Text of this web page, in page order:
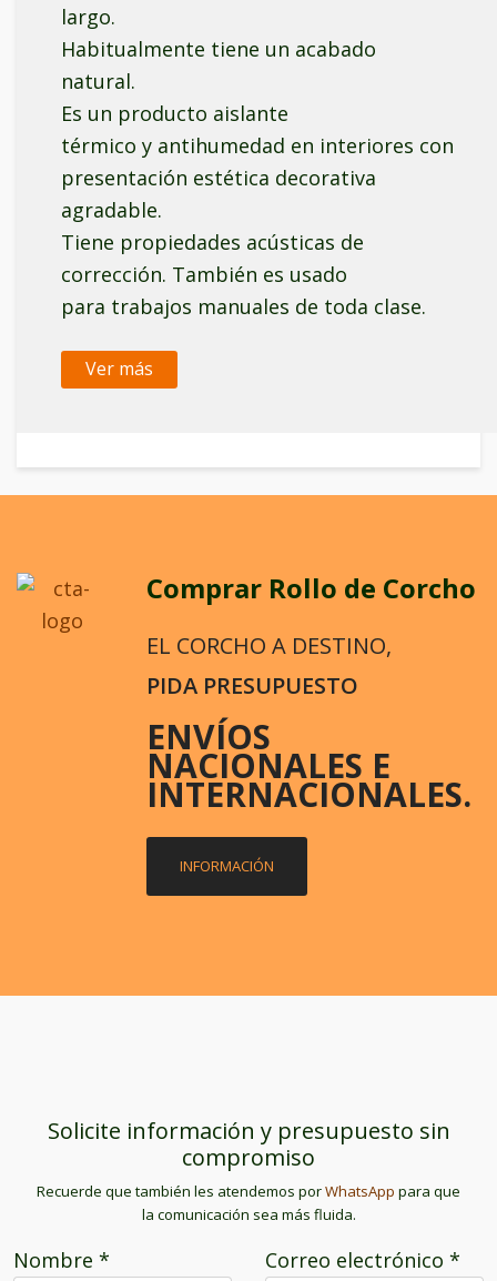
largo.
Habitualmente tiene un acabado
natural.
Es un producto aislante
térmico y antihumedad en interiores con
presentación estética decorativa
agradable.
Tiene propiedades acústicas de
corrección. También es usado
para trabajos manuales de toda clase.
Ver más
Comprar Rollo de Corcho
EL CORCHO A DESTINO,
PIDA PRESUPUESTO
ENVÍOS
NACIONALES E
INTERNACIONALES.
INFORMACIÓN
Solicite información y presupuesto sin
compromiso
Recuerde que también les atendemos porWhatsApp para que
la comunicación sea más fluida.
Nombre * Correo electrónico *